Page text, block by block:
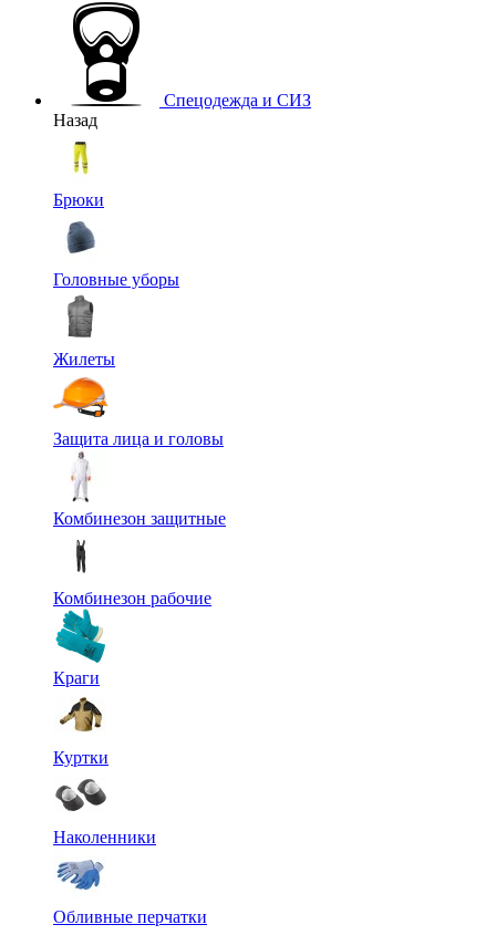
Спецодежда и СИЗ
Назад
Брюки
Головные уборы
Жилеты
Защита лица и головы
Комбинезон защитные
Комбинезон рабочие
Краги
Куртки
Наколенники
Обливные перчатки